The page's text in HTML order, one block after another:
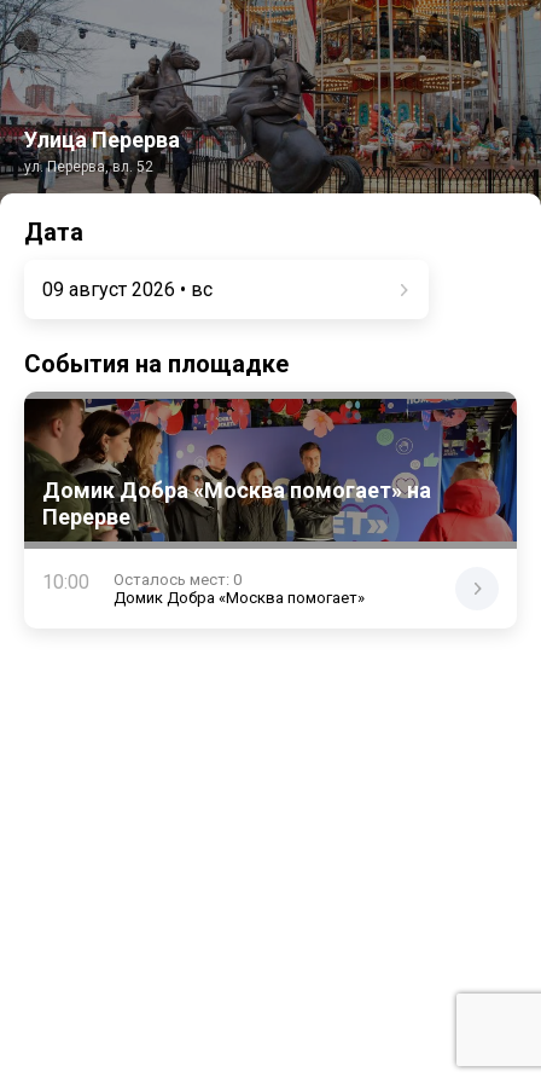
Улица Перерва
ул. Перерва, вл. 52
Дата
09 август 2026 • вс
События на площадке
Домик Добра «Москва помогает» на
Перерве
10:00 Осталось мест: 0
Домик Добра «Москва помогает»